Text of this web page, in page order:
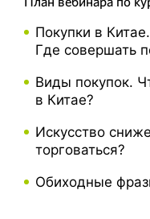
Покупки в
Где совершать
Виды покупок.
в Китае?
Искусство
торговаться?
Обиходные